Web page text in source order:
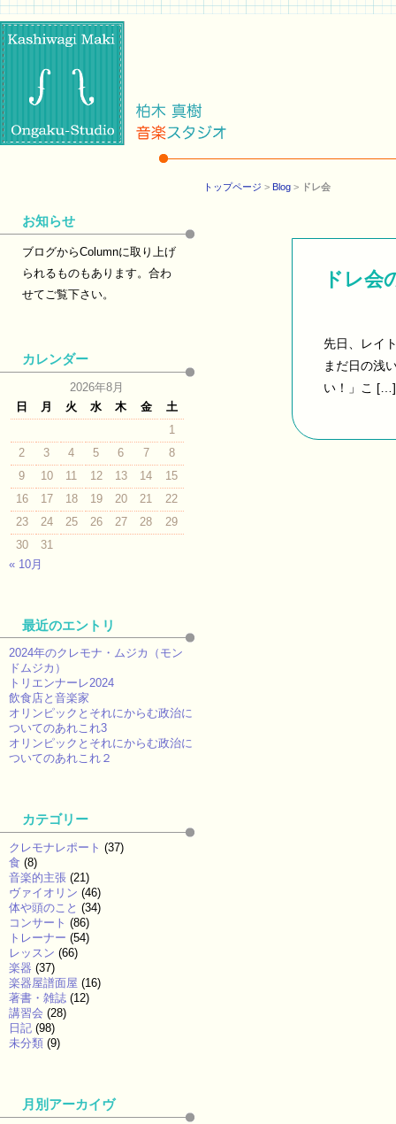
トップページ > Blog > ドレ会
ドレ会
先日、レイ
まだ日の浅
い！」こ […]
お知らせ
ブログからColumnに取り上げ
られるものもあります。合わ
せてご覧下さい。
カレンダー
2026年8月
日
月 火 水 木 金
土
1
2
3 4 5 6 7
8
9
10 11 12 13 14
15
16
17 18 19 20 21
22
23
24 25 26 27 28
29
30
31
« 10月
最近のエントリ
2024年のクレモナ・ムジカ（モン
ドムジカ）
トリエンナーレ2024
飲食店と音楽家
オリンピックとそれにからむ政治に
ついてのあれこれ3
オリンピックとそれにからむ政治に
ついてのあれこれ２
カテゴリー
クレモナレポート (37)
食 (8)
音楽的主張 (21)
ヴァイオリン (46)
体や頭のこと (34)
コンサート (86)
トレーナー (54)
レッスン (66)
楽器 (37)
楽器屋譜面屋 (16)
著書・雑誌 (12)
講習会 (28)
日記 (98)
未分類 (9)
月別アーカイヴ